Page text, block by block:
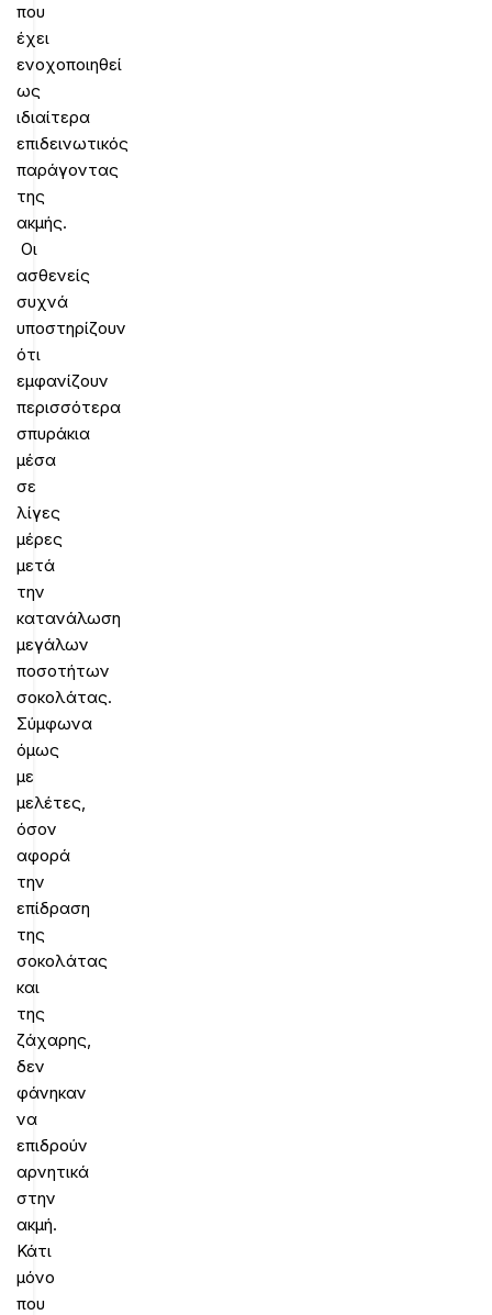
που
έχει
ενοχοποιηθεί
ως
ιδιαίτερα
επιδεινωτικός
παράγοντας
της
ακμής.
Οι
ασθενείς
συχνά
υποστηρίζουν
ότι
εμφανίζουν
περισσότερα
σπυράκια
μέσα
σε
λίγες
μέρες
μετά
την
κατανάλωση
μεγάλων
ποσοτήτων
σοκολάτας.
Σύμφωνα
όμως
με
μελέτες,
όσον
αφορά
την
επίδραση
της
σοκολάτας
και
της
ζάχαρης,
δεν
φάνηκαν
να
επιδρούν
αρνητικά
στην
ακμή.
Κάτι
μόνο
που